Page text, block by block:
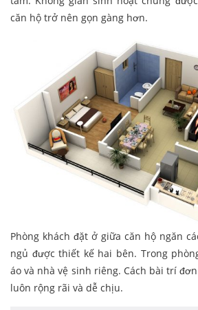
căn hộ trở nên gọn gàng hơn.
Phòng khách đặt ở giữa căn hộ ngăn
ngủ được thiết kế hai bên. Trong
áo và nhà vệ sinh riêng. Cách bài trí
luôn rộng rãi và dễ chịu.